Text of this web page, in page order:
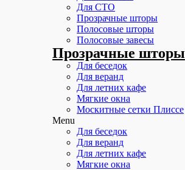
Для СТО
Прозрачные шторы
Полосовые шторы
Полосовые завесы
Прозрачные шторы
Для беседок
Для веранд
Для летних кафе
Мягкие окна
Москитные сетки Плиссе
Menu
Для беседок
Для веранд
Для летних кафе
Мягкие окна